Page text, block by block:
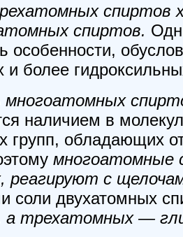
спиртов
спиртов.
особенности,
и более
многоатомных
наличием в
групп, обладающих
многоатомные
с
соли двухатомных
а трехатомных —